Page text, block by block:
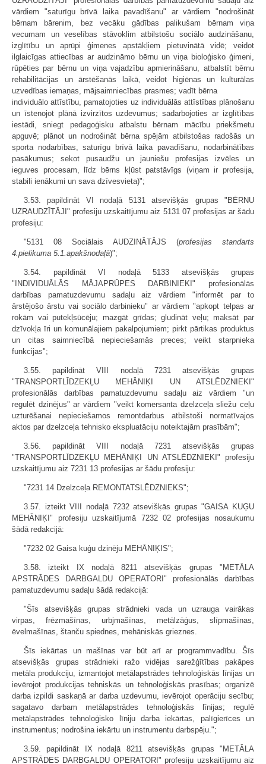
vārdiem "saturīgu brīvā laika pavadīšanu" ar vārdiem "nodrošināt
bērnam bārenim, bez vecāku gādības palikušam bērnam viņa
vecumam un veselības stāvoklim atbilstošu sociālo audzināšanu,
izglītību un aprūpi ģimenes apstākļiem pietuvinātā vidē; veidot
ilglaicīgas attiecības ar audzināmo bērnu un viņa bioloģisko ģimeni,
rūpēties par bērnu un viņa vajadzību apmierināšanu, atbalstīt bērnu
rehabilitācijas un ārstēšanās laikā, veidot higiēnas un kulturālas
uzvedības iemaņas, mājsaimniecības prasmes; vadīt bērna
individuālo attīstību, pamatojoties uz individuālās attīstības plānošanu
un īstenojot plānā izvirzītos uzdevumus; sadarbojoties ar izglītības
iestādi, sniegt pedagoģisku atbalstu bērnam mācību priekšmetu
apguvē; plānot un nodrošināt bērna spējām atbilstošas radošās un
sporta nodarbības, saturīgu brīvā laika pavadīšanu, nodarbinātības
pasākumus; sekot pusaudžu un jauniešu profesijas izvēles un
ieguves procesam, līdz bērns kļūst patstāvīgs (viņam ir profesija,
stabili ienākumi un sava dzīvesvieta)";
3.53. papildināt VI nodaļā 5131 atsevišķās grupas "BĒRNU
UZRAUDZĪTĀJI" profesiju uzskaitījumu aiz 5131 07 profesijas ar šādu
profesiju:
"5131 08 Sociālais AUDZINĀTĀJS (profesijas standarts
4.pielikuma 5.1.apakšnodaļā)";
3.54. papildināt VI nodaļā 5133 atsevišķās grupas
"INDIVIDUĀLĀS MĀJAPRŪPES DARBINIEKI" profesionālās
darbības pamatuzdevumu sadaļu aiz vārdiem "informēt par to
ārstējošo ārstu vai sociālo darbinieku" ar vārdiem "apkopt telpas ar
rokām vai putekļsūcēju; mazgāt grīdas; gludināt veļu; maksāt par
dzīvokļa īri un komunālajiem pakalpojumiem; pirkt pārtikas produktus
un citas saimniecībā nepieciešamās preces; veikt starpnieka
funkcijas";
3.55. papildināt VIII nodaļā 7231 atsevišķās grupas
"TRANSPORTLĪDZEKĻU MEHĀNIĶI UN ATSLĒDZNIEKI"
profesionālās darbības pamatuzdevumu sadaļu aiz vārdiem "un
regulēt dzinējus" ar vārdiem "veikt komersanta dzelzceļa sliežu ceļu
uzturēšanai nepieciešamos remontdarbus atbilstoši normatīvajos
aktos par dzelzceļa tehnisko ekspluatāciju noteiktajām prasībām";
3.56. papildināt VIII nodaļā 7231 atsevišķās grupas
"TRANSPORTLĪDZEKĻU MEHĀNIĶI UN ATSLĒDZNIEKI" profesiju
uzskaitījumu aiz 7231 13 profesijas ar šādu profesiju:
"7231 14 Dzelzceļa REMONTATSLĒDZNIEKS";
3.57. izteikt VIII nodaļā 7232 atsevišķās grupas "GAISA KUĢU
MEHĀNIĶI" profesiju uzskaitījumā 7232 02 profesijas nosaukumu
šādā redakcijā:
"7232 02 Gaisa kuģu dzinēju MEHĀNIĶIS";
3.58. izteikt IX nodaļā 8211 atsevišķās grupas "METĀLA
APSTRĀDES DARBGALDU OPERATORI" profesionālās darbības
pamatuzdevumu sadaļu šādā redakcijā:
"Šīs atsevišķās grupas strādnieki vada un uzrauga vairākas
virpas, frēzmašīnas, urbjmašīnas, metālzāģus, slīpmašīnas,
ēvelmašīnas, štanču spiednes, mehāniskās grieznes.
Šīs iekārtas un mašīnas var būt arī ar programmvadību. Šīs
atsevišķās grupas strādnieki ražo vidējas sarežģītības pakāpes
metāla produkciju, izmantojot metālapstrādes tehnoloģiskās līnijas un
ievērojot produkcijas tehniskās un tehnoloģiskās prasības; organizē
darba izpildi saskaņā ar darba uzdevumu, ievērojot operāciju secību;
sagatavo darbam metālapstrādes tehnoloģiskās līnijas; regulē
metālapstrādes tehnoloģisko līniju darba iekārtas, palīgierīces un
instrumentus; nodrošina iekārtu un instrumentu darbspēju.";
3.59. papildināt IX nodaļā 8211 atsevišķās grupas "METĀLA
APSTRĀDES DARBGALDU OPERATORI" profesiju uzskaitījumu aiz